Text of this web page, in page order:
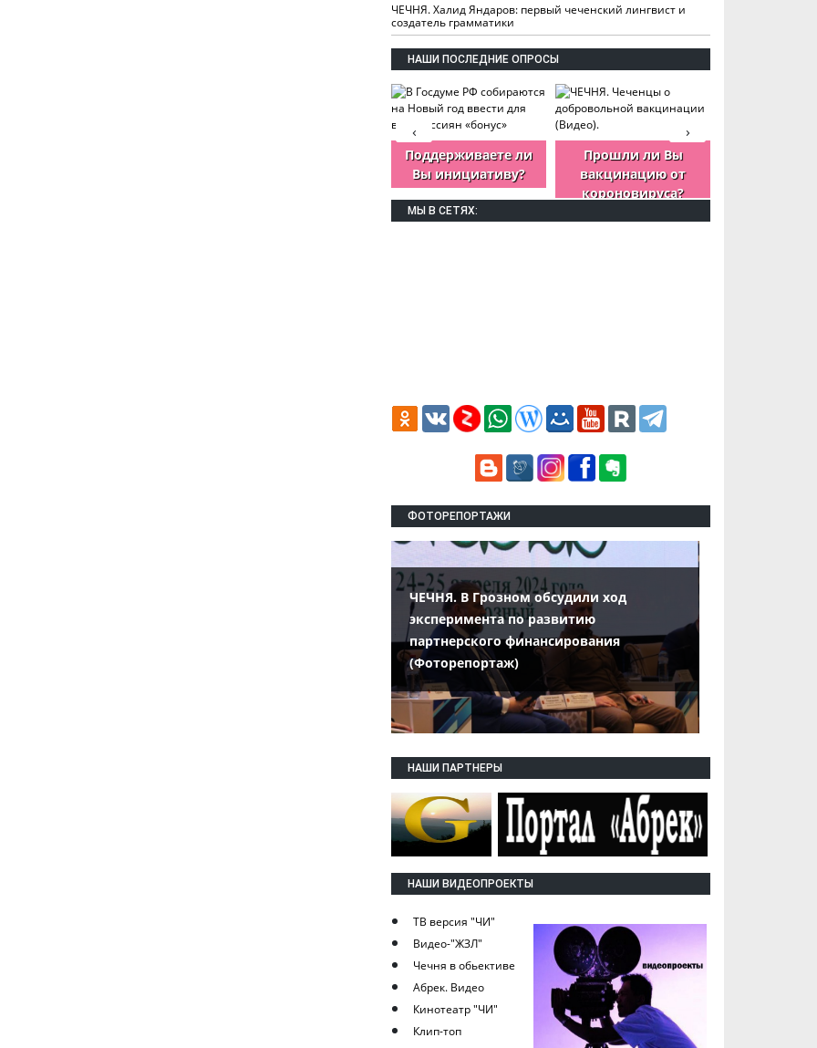
ЧЕЧНЯ. Халид Яндаров: первый чеченский лингвист и
создатель грамматики
НАШИ ПОСЛЕДНИЕ ОПРОСЫ
Поддерживаете ли
Вы инициативу?
Прошли ли Вы
вакцинацию от
короновируса?
›
‹
МЫ В СЕТЯХ:
ФОТОРЕПОРТАЖИ
ЧЕЧНЯ. В Грозном обсудили ход
эксперимента по развитию
партнерского финансирования
(Фоторепортаж)
НАШИ ПАРТНЕРЫ
НАШИ ВИДЕОПРОЕКТЫ
ТВ версия "ЧИ"
Видео-"ЖЗЛ"
Чечня в обьективе
Абрек. Видео
Кинотеатр "ЧИ"
Клип-топ